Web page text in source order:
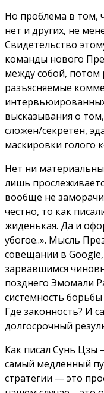
Но проблема в том,
нет и других, не
Свидетельство
команды нового
между собой,
разъясняемые
высказывания о
сложен/секретен,
маскировки голого
Нет ни
лишь
вообще не
честно, то как
жиденькая. Да и
убогое..». Мысль
совещании в Google,
зарвавшимся
позднего Эмомали
системность
Где законность? И
долгосрочный
Как писал Сунь Цзы
самый медленный
стратегии — это